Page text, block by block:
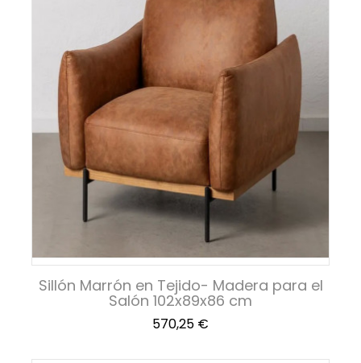
Sillón Marrón en Tejido- Madera para el
Salón 102x89x86 cm
Precio
570,25 €